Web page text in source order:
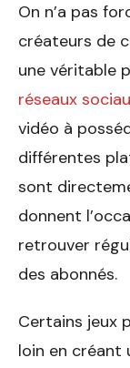
On n’a pas
créateurs de
une véritable
réseaux
vidéo à
différentes
sont
donnent
retrouver
des abonnés.
Certains jeux
loin en créant